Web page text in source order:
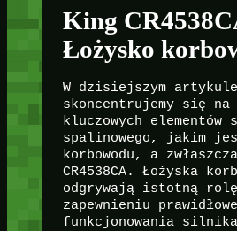
King
Łożysko
W dzisiejszym artykule
skoncentrujemy się na
kluczowych
spalinowego, jakim
korbowodu, a
CR4538CA. Łożyska
odgrywają istotną
zapewnieniu
funkcjonowania